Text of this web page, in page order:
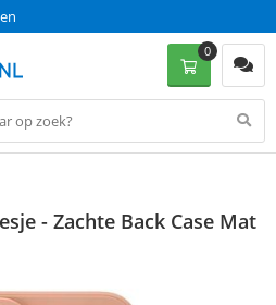
0
- Zachte Back Case Mat